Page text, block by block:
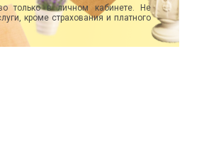
только в личном кабинете. Не
кроме страхования и платного